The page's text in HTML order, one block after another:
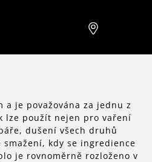
je považována za jednu z
lze použít nejen pro vaření
dušení všech druhů
kdy se ingredience
je rovnoměrně rozloženo v